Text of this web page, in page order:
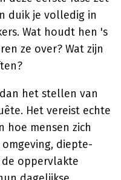
duik je volledig in
Wat houdt hen 's
ze over? Wat zijn
het stellen van
Het vereist echte
hoe mensen zich
diepte-
oppervlakte